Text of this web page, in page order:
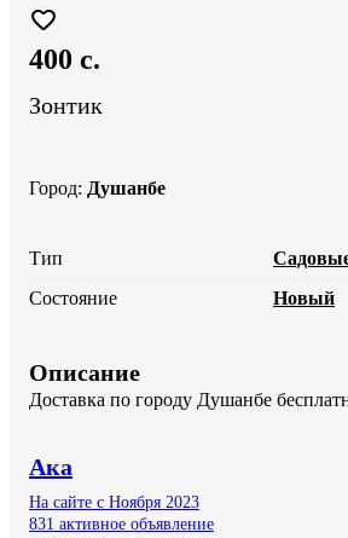
400 c.
Зонтик
Город: Душанбе
Тип
Состояние
Новый
Описание
Доставка по городу Душанбе
Ака
На сайте с Ноября 2023
831 активное объявление